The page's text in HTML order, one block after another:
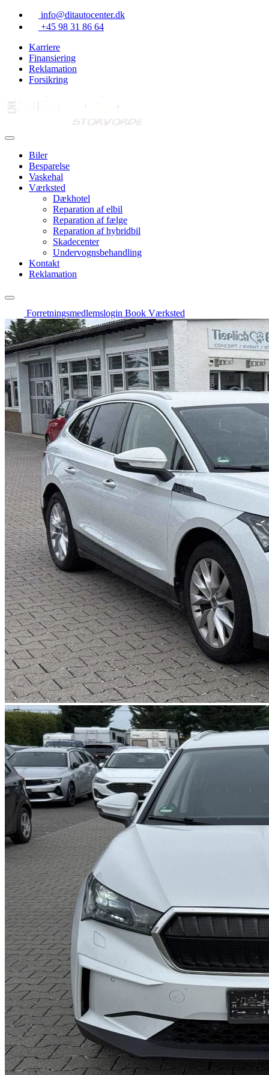
Skip
info@ditautocenter.dk
+45 98 31 86 64
Karriere
Finansiering
Reklamation
Forsikring
Biler
Besparelse
Vaskehal
Værksted
Dækhotel
Reparation af elbil
Reparation af fælge
Reparation af hybridbil
Skadecenter
Undervognsbehandling
Kontakt
Reklamation
Forretningsmedlemslogin Book Værksted